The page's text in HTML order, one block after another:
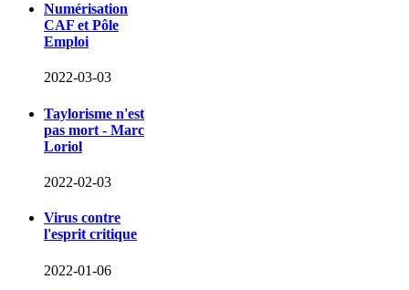
Numérisation
CAF et Pôle
Emploi
2022-03-03
Taylorisme n'est
pas mort - Marc
Loriol
2022-02-03
Virus contre
l'esprit critique
2022-01-06